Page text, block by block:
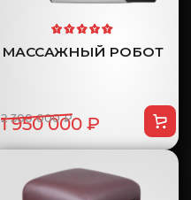
МАССАЖНЫЙ РОБОТ
2 300 000 ₽
1 950 000 ₽